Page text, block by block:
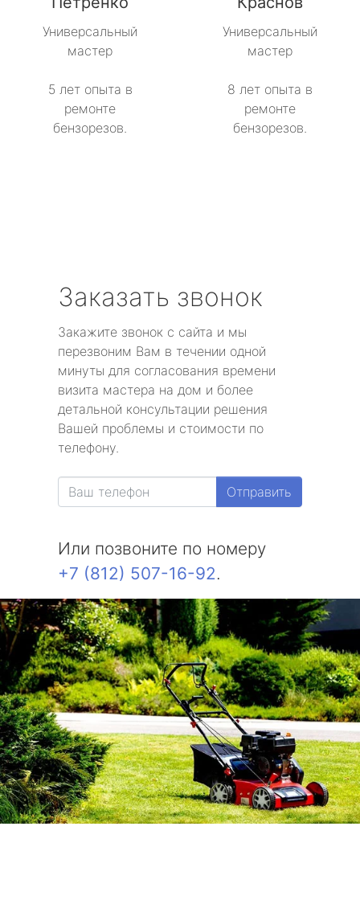
Универсальный
мастер
5 лет опыта в
ремонте
бензорезов.
Универсальный
мастер
8 лет опыта в
ремонте
бензорезов.
Заказать звонок
Закажите звонок с сайта и мы
перезвоним Вам в течении одной
минуты для согласования времени
визита мастера на дом и более
детальной консультации решения
Вашей проблемы и стоимости по
телефону.
Отправить
Или позвоните по номеру
+7 (812) 507-16-92.